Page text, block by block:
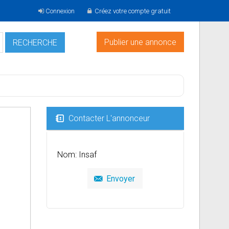
Connexion Créez votre compte gratuit
Publier une annonce
Contacter L'annonceur
Nom: Insaf
Envoyer